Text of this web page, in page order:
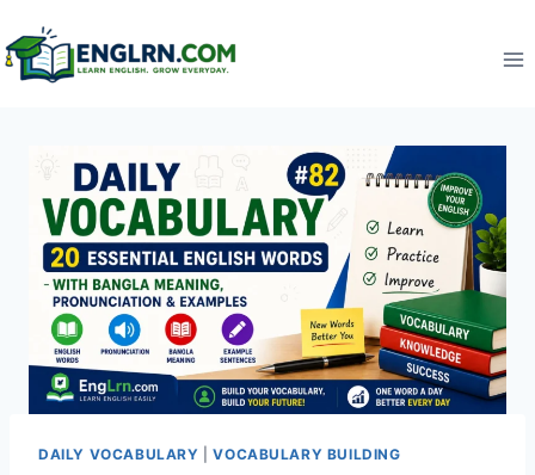
to
content
DAILY VOCABULARY |VOCABULARY BUILDING